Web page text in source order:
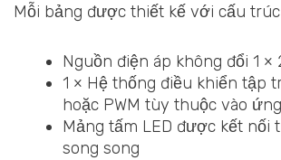
Mỗi bảng được thiết kế với cấu trúc
Nguồn điện áp không đổi 1 ×
1 × Hệ thống điều khiển tập
hoặc PWM tùy thuộc vào
Mảng tấm LED được kết nối
song song